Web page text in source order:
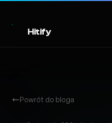
Hitify
Powrót do bloga